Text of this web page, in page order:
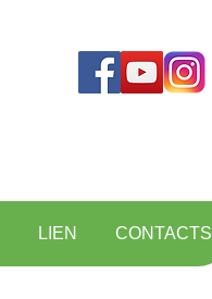
LIEN CONTACTS